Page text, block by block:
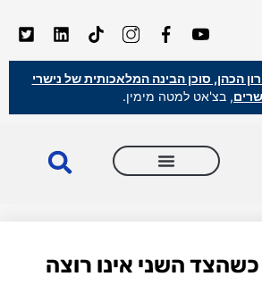
הכהן, סוכן הבינה המלאכותית של נישרי
, בצ'אט למטה מימין.
השני אינו רוצה